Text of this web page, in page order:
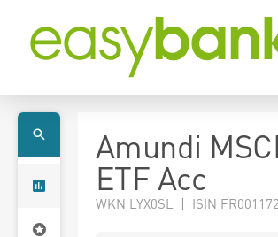
Amundi
ETF Acc
WKN LYX0SL | ISIN